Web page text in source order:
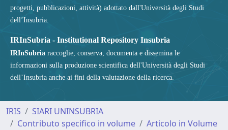
progetti, pubblicazioni, attività) adottato dall'Università degli Studi
dell’Insubria.
IRInSubria - Institutional Repository Insubria
IRInSubria raccoglie, conserva, documenta e dissemina le
informazioni sulla produzione scientifica dell'Università degli Studi
dell’Insubria anche ai fini della valutazione della ricerca.
IRIS
SIARI UNINSUBRIA
Contributo specifico in volume
Articolo in Volume